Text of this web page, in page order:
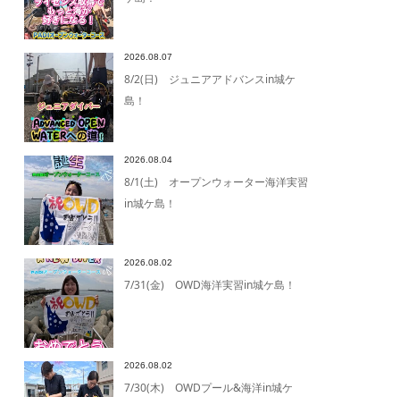
2026.08.07
8/2(日) ジュニアアドバンスin城ケ
島！
2026.08.04
8/1(土) オープンウォーター海洋実習
in城ケ島！
2026.08.02
7/31(金) OWD海洋実習in城ケ島！
2026.08.02
7/30(木) OWDプール&海洋in城ケ